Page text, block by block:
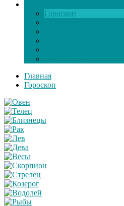
Гороскоп
Главная
Гороскоп